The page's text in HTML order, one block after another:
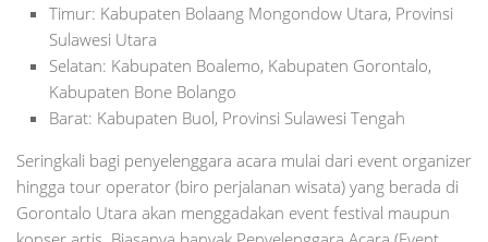
Timur: Kabupaten Bolaang Mongondow Utara, Provinsi
Sulawesi Utara
Selatan: Kabupaten Boalemo, Kabupaten Gorontalo,
Kabupaten Bone Bolango
Barat: Kabupaten Buol, Provinsi Sulawesi Tengah
Seringkali bagi penyelenggara acara mulai dari event organizer
hingga tour operator (biro perjalanan wisata) yang berada di
Gorontalo Utara akan menggadakan event festival maupun